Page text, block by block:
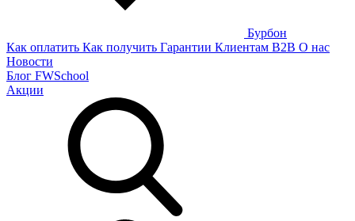
Бурбон
Как оплатить Как получить Гарантии Клиентам B2B О нас
Новости
Блог FWSchool
Акции